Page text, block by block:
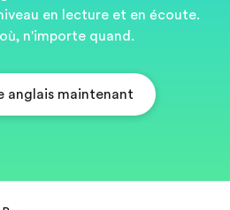
en lecture et en écoute.
n'importe quand.
anglais maintenant